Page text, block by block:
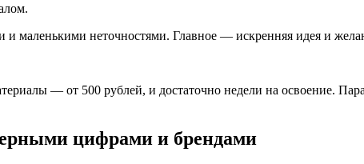
и маленькими неточностями. Главное — искренняя идея и
— от 500 рублей, и достаточно недели на освоение.
цифрами и брендами